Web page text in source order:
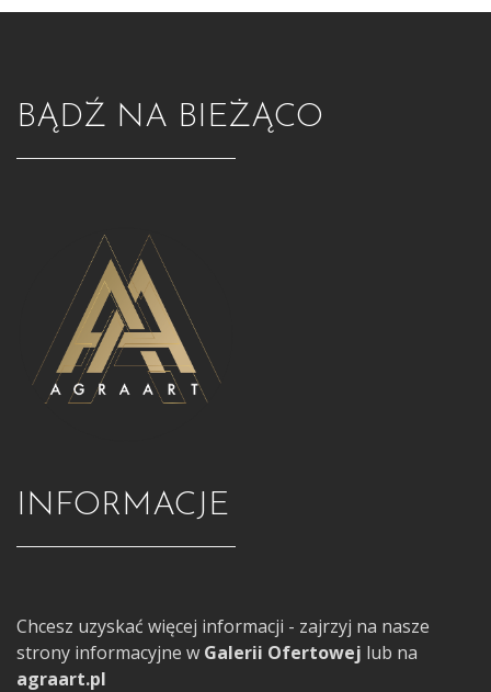
BĄDŹ NA BIEŻĄCO
INFORMACJE
Chcesz uzyskać więcej informacji - zajrzyj na nasze
strony informacyjne w Galerii Ofertowej lub na
agraart.pl